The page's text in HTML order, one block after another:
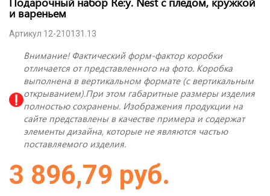
и вареньем
Артикул 12-210131.13
Внимание! Фактический форм-фактор коробки
отличается от представленного на фото. Коробка
выполнена в вертикальном формате (с вертикальным
открыванием).При этом габаритные размеры изделия
полностью сохранены. Изображения продукции на
сайте представлены в качестве примера и содержат
элементы дизайна, которые не являются частью
поставляемого изделия.
3 896,79 руб.